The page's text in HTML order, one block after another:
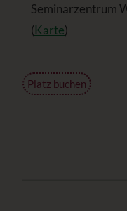
Seminarzentrum
(Karte)
Platz buchen